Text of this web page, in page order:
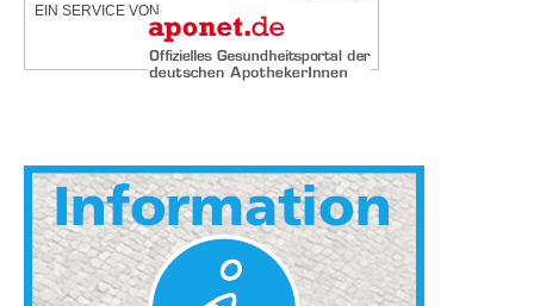
EIN SERVICE VON